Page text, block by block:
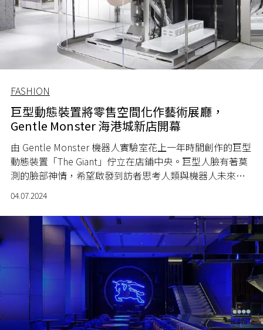
FASHION
巨型動態裝置將零售空間化作藝術展廳，
Gentle Monster 海港城新店開幕
由 Gentle Monster 機器人實驗室花上一年時間創作的巨型
動態裝置「The Giant」佇立在店鋪中央。巨型人臉有著莫
測的臉部神情，希望啟發到訪者思考人類與機器人未來的
04.07.2024